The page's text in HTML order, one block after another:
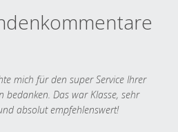
mich für den super Service Ihrer
bedanken. Das war Klasse, sehr
absolut empfehlenswert!